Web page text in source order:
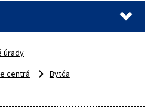
úrady
centrá
Bytča